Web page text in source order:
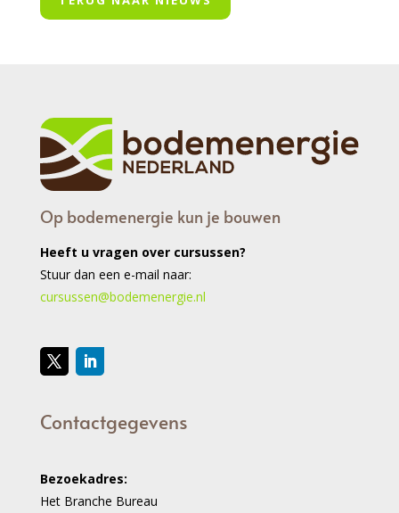
Op bodemenergie kun je bouwen
Heeft u vragen over cursussen?
Stuur dan een e-mail naar:
cursussen@bodemenergie.nl
Contactgegevens
Bezoekadres:
Het Branche Bureau